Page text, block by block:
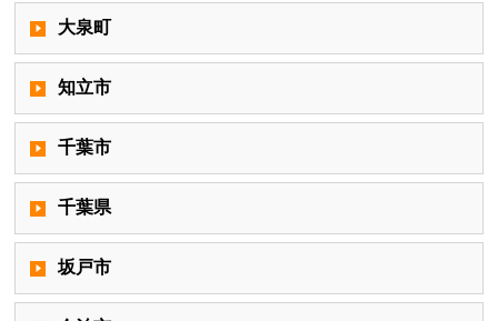
大泉町
知立市
千葉市
千葉県
坂戸市